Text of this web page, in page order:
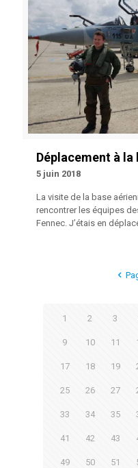
Déplacement à la
5 juin 2018
La visite de la base
rencontrer les équipes
Fennec. J’étais en
1 2 3
9 10 11
17 18 19
25 26 27
33 34 35
41 42 43
49 50 51